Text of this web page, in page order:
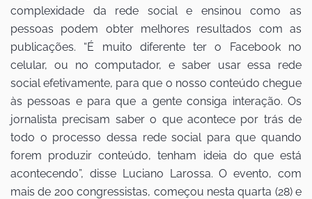
complexidade da rede social e ensinou como as
pessoas podem obter melhores resultados com as
publicações. “É muito diferente ter o Facebook no
celular, ou no computador, e saber usar essa rede
social efetivamente, para que o nosso conteúdo chegue
às pessoas e para que a gente consiga interação. Os
jornalista precisam saber o que acontece por trás de
todo o processo dessa rede social para que quando
forem produzir conteúdo, tenham ideia do que está
acontecendo”, disse Luciano Larossa. O evento, com
mais de 200 congressistas, começou nesta quarta (28) e